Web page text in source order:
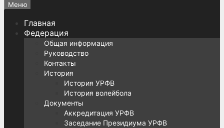
Меню
Главная
Федерация
Общая информация
Руководство
Контакты
История
История УРФВ
История волейбола
Документы
Аккредитация УРФВ
Заседание Президиума УРФВ